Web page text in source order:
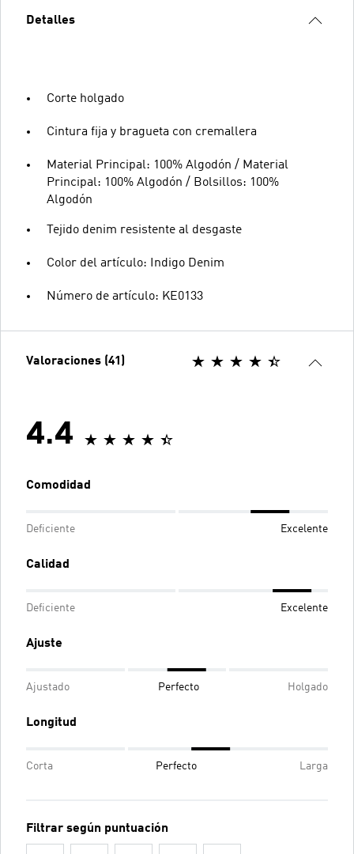
Detalles
Corte holgado
Cintura fija y bragueta con cremallera
Material Principal: 100% Algodón / Material
Principal: 100% Algodón / Bolsillos: 100%
Algodón
Tejido denim resistente al desgaste
Color del artículo: Indigo Denim
Número de artículo: KE0133
Valoraciones (41)
4.4
Comodidad
Deficiente Excelente
Calidad
Deficiente Excelente
Ajuste
Ajustado Perfecto Holgado
Longitud
Corta Perfecto Larga
Filtrar según puntuación